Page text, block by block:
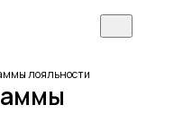
лояльности